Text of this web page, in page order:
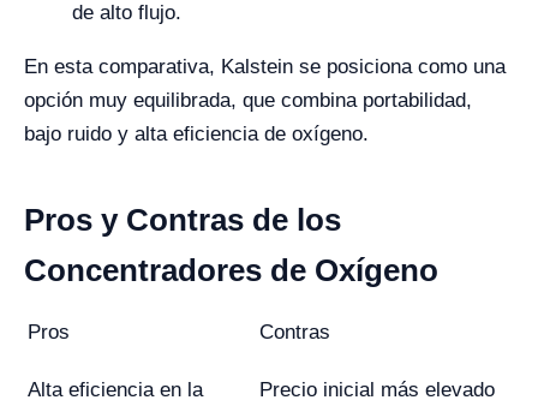
de alto flujo.
En esta comparativa, Kalstein se posiciona como una
opción muy equilibrada, que combina portabilidad,
bajo ruido y alta eficiencia de oxígeno.
Pros y Contras de los
Concentradores de Oxígeno
Pros Contras
Alta eficiencia en la Precio inicial más elevado